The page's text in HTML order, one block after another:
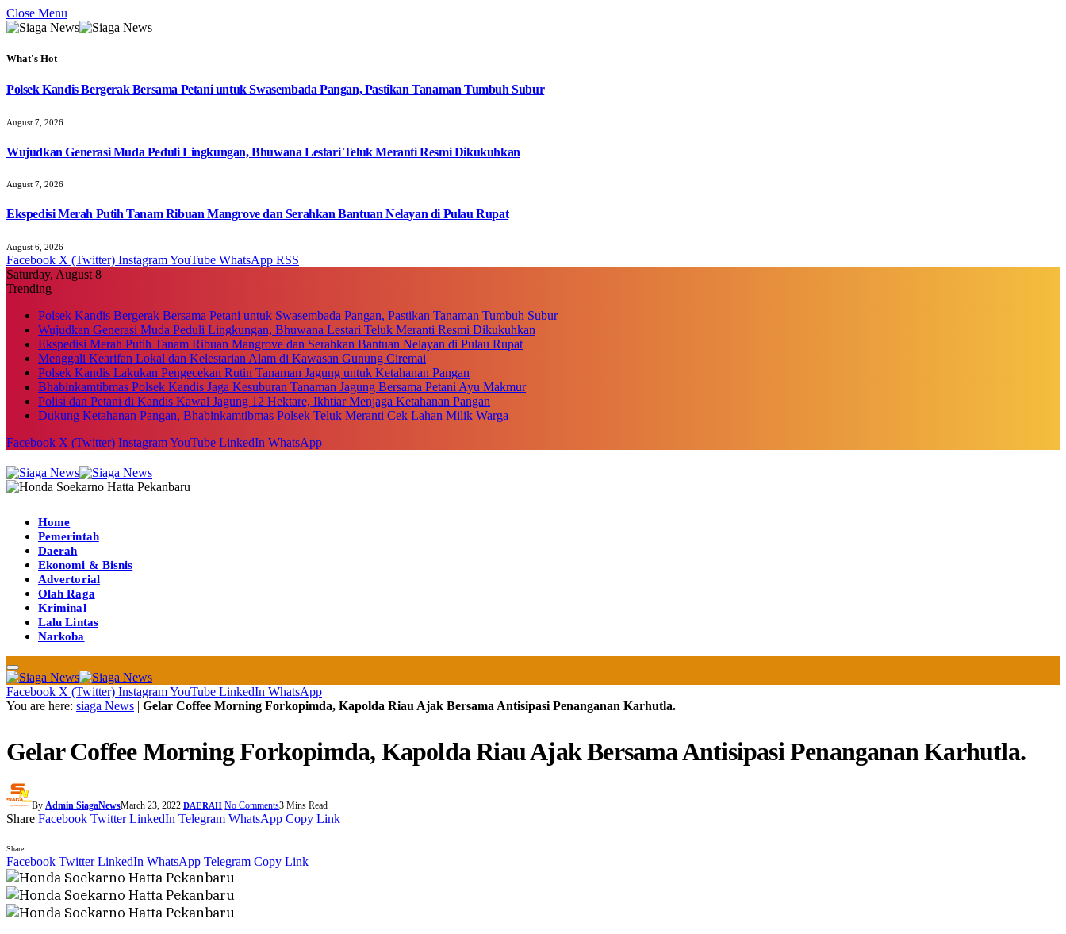
Close Menu
What's Hot
Polsek Kandis Bergerak Bersama Petani untuk Swasembada Pangan, Pastikan Tanaman Tumbuh Subur
August 7, 2026
Wujudkan Generasi Muda Peduli Lingkungan, Bhuwana Lestari Teluk Meranti Resmi Dikukuhkan
August 7, 2026
Ekspedisi Merah Putih Tanam Ribuan Mangrove dan Serahkan Bantuan Nelayan di Pulau Rupat
August 6, 2026
Facebook X (Twitter) InstagramYouTube WhatsApp RSS
Saturday, August 8
Trending
Polsek Kandis Bergerak Bersama Petani untuk Swasembada Pangan, Pastikan Tanaman Tumbuh Subur
Wujudkan Generasi Muda Peduli Lingkungan, Bhuwana Lestari Teluk Meranti Resmi Dikukuhkan
Ekspedisi Merah Putih Tanam Ribuan Mangrove dan Serahkan Bantuan Nelayan di Pulau Rupat
Menggali Kearifan Lokal dan Kelestarian Alam di Kawasan Gunung Ciremai
Polsek Kandis Lakukan Pengecekan Rutin Tanaman Jagung untuk Ketahanan Pangan
Bhabinkamtibmas Polsek Kandis Jaga Kesuburan Tanaman Jagung Bersama Petani Ayu Makmur
Polisi dan Petani di Kandis Kawal Jagung 12 Hektare, Ikhtiar Menjaga Ketahanan Pangan
Dukung Ketahanan Pangan, Bhabinkamtibmas Polsek Teluk Meranti Cek Lahan Milik Warga
Facebook X (Twitter) InstagramYouTube LinkedIn WhatsApp
Home
Pemerintah
Daerah
Ekonomi & Bisnis
Advertorial
Olah Raga
Kriminal
Lalu Lintas
Narkoba
Facebook X (Twitter) InstagramYouTube LinkedIn WhatsApp
You are here: siaga News | Gelar Coffee Morning Forkopimda, Kapolda Riau Ajak Bersama Antisipasi Penanganan Karhutla.
Gelar Coffee Morning Forkopimda, Kapolda Riau Ajak Bersama Antisipasi Penanganan Karhutla.
By Admin SiagaNewsMarch 23, 2022 DAERAH No Comments3 Mins Read
Share Facebook Twitter LinkedIn Telegram WhatsApp Copy Link
Share
Facebook Twitter LinkedIn WhatsApp Telegram Copy Link